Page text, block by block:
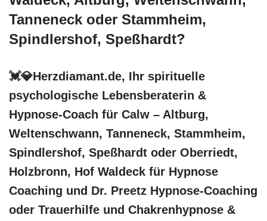
Tanneneck oder Stammheim,
Spindlershof, Speßhardt?
💓️💎Herzdiamant.de, Ihr spirituelle
psychologische Lebensberaterin &
Hypnose-Coach für Calw – Altburg,
Weltenschwann, Tanneneck, Stammheim,
Spindlershof, Speßhardt oder Oberriedt,
Holzbronn, Hof Waldeck für Hypnose
Coaching und Dr. Preetz Hypnose-Coaching
oder Trauerhilfe und Chakrenhypnose &